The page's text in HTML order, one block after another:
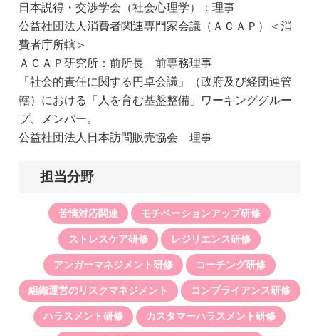
日本説得・交渉学会（社会心理学）：理事
公益社団法人消費者関連専門家会議（ＡＣＡＰ）＜消
費者庁所轄＞
ＡＣＡＰ研究所：前所長 前専務理事
「社会的責任に関する円卓会議」（政府及び経団連管
轄）における「人を育む基盤整備」ワーキンググルー
プ、メンバー。
公益社団法人日本訪問販売協会 理事
担当分野
苦情対応関連 モチベーションアップ研修
ストレスケア研修 レジリエンス研修
アンガーマネジメント研修 コーチング研修
組織運営のリスクマネジメント コンプライアンス研修
ハラスメント研修 カスタマーハラスメント研修